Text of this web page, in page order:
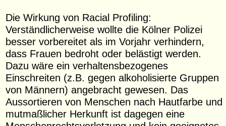
Die Wirkung von Racial Profiling:
Verständlicherweise wollte die Kölner Polizei
besser vorbereitet als im Vorjahr verhindern,
dass Frauen bedroht oder belästigt werden.
Dazu wäre ein verhaltensbezogenes
Einschreiten (z.B. gegen alkoholisierte Gruppen
von Männern) angebracht gewesen. Das
Aussortieren von Menschen nach Hautfarbe und
mutmaßlicher Herkunft ist dagegen eine